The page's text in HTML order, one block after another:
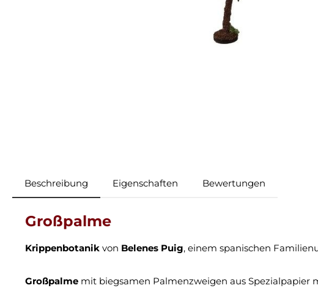
Beschreibung Eigenschaften Bewertungen
Großpalme
Krippenbotanik von Belenes Puig, einem spanischen
Großpalme mit biegsamen Palmenzweigen aus